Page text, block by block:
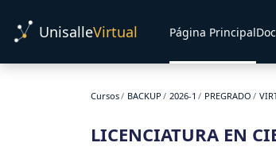
UnisalleVirtual Página Principal
Cursos BACKUP 2026-1 PREGRADO
LICENCIATURA EN